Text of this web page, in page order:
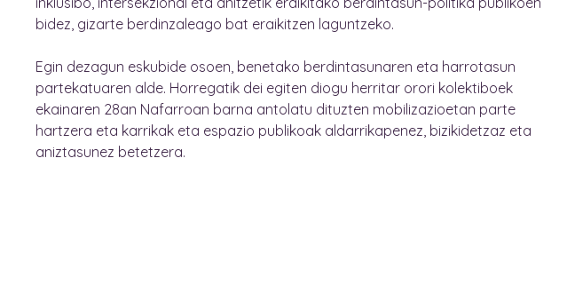
bidez, gizarte berdinzaleago bat eraikitzen laguntzeko.
Egin dezagun eskubide osoen, benetako berdintasunaren eta harrotasun
partekatuaren alde. Horregatik dei egiten diogu herritar orori kolektiboek
ekainaren 28an Nafarroan barna antolatu dituzten mobilizazioetan parte
hartzera eta karrikak eta espazio publikoak aldarrikapenez, bizikidetzaz eta
aniztasunez betetzera.